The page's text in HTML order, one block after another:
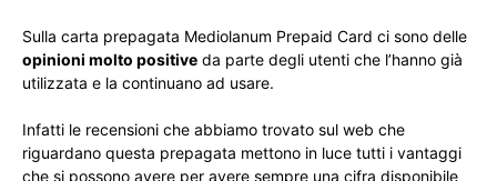
Sulla carta prepagata Mediolanum Prepaid Card ci sono delle
opinioni molto positive da parte degli utenti che l’hanno già
utilizzata e la continuano ad usare.
Infatti le recensioni che abbiamo trovato sul web che
riguardano questa prepagata mettono in luce tutti i vantaggi
che si possono avere per avere sempre una cifra disponibile